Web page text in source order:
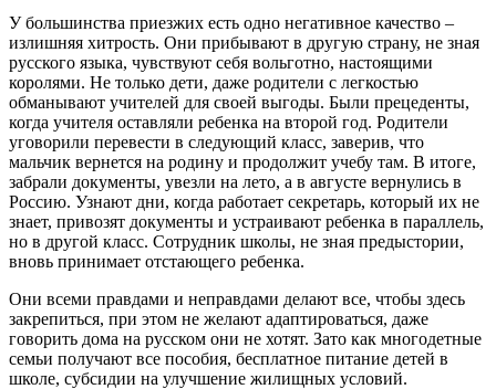
У большинства приезжих есть одно негативное качество –
излишняя хитрость. Они прибывают в другую страну, не зная
русского языка, чувствуют себя вольготно, настоящими
королями. Не только дети, даже родители с легкостью
обманывают учителей для своей выгоды. Были прецеденты,
когда учителя оставляли ребенка на второй год. Родители
уговорили перевести в следующий класс, заверив, что
мальчик вернется на родину и продолжит учебу там. В итоге,
забрали документы, увезли на лето, а в августе вернулись в
Россию. Узнают дни, когда работает секретарь, который их не
знает, привозят документы и устраивают ребенка в параллель,
но в другой класс. Сотрудник школы, не зная предыстории,
вновь принимает отстающего ребенка.
Они всеми правдами и неправдами делают все, чтобы здесь
закрепиться, при этом не желают адаптироваться, даже
говорить дома на русском они не хотят. Зато как многодетные
семьи получают все пособия, бесплатное питание детей в
школе, субсидии на улучшение жилищных условий.